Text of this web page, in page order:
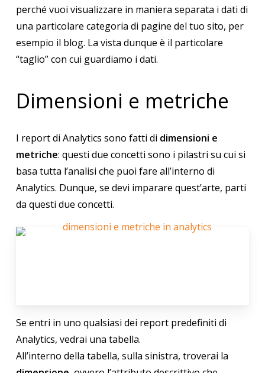
perché vuoi visualizzare in maniera separata i dati di
una particolare categoria di pagine del tuo sito, per
esempio il blog. La vista dunque è il particolare
“taglio” con cui guardiamo i dati.
Dimensioni e metriche
I report di Analytics sono fatti di dimensioni e
metriche: questi due concetti sono i pilastri su cui si
basa tutta l’analisi che puoi fare all’interno di
Analytics. Dunque, se devi imparare quest’arte, parti
da questi due concetti.
Se entri in uno qualsiasi dei report predefiniti di
Analytics, vedrai una tabella.
All’interno della tabella, sulla sinistra, troverai la